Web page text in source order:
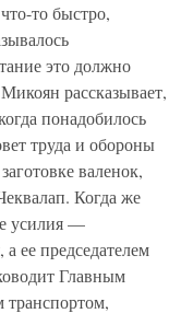
то быстро,
это должно
рассказывает,
понадобилось
труда и обороны
валенок,
Когда же
усилия —
ее председателем
Главным